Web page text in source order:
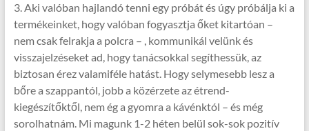
3. Aki valóban hajlandó tenni egy próbát és úgy próbálja ki a
termékeinket, hogy valóban fogyasztja őket kitartóan –
nem csak felrakja a polcra – , kommunikál velünk és
visszajelzéseket ad, hogy tanácsokkal segíthessük, az
biztosan érez valamiféle hatást. Hogy selymesebb lesz a
bőre a szappantól, jobb a közérzete az étrend-
kiegészítőktől, nem ég a gyomra a kávénktól – és még
sorolhatnám. Mi magunk 1-2 héten belül sok-sok pozitív